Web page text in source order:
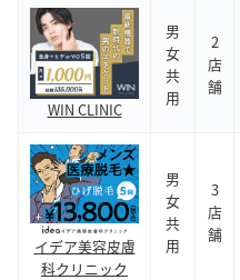
WIN CLINIC
男
女
共
用
2
店
舗
イデア美容皮膚
科クリニック
男
女
共
用
3
店
舗